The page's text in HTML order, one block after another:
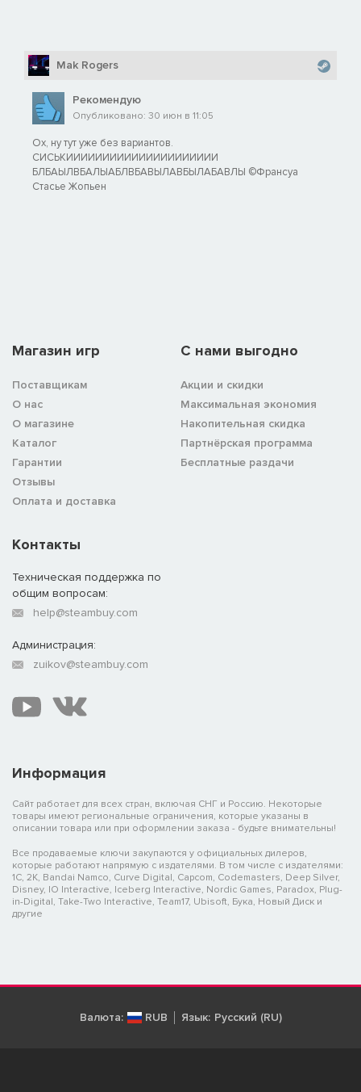
Mak Rogers
Рекомендую
Опубликовано: 30 июн в 11:05
Ох, ну тут уже без вариантов.
СИСЬКИИИИИИИИИИИИИИИИИИИИИ
БЛБАЫЛВБАЛЫАБЛВБАВЫЛАВБЫЛАБАВЛЫ ©Франсуа
Стасье Жопьен
Магазин игр
Поставщикам
О нас
О магазине
Каталог
Гарантии
Отзывы
Оплата и доставка
C нами выгодно
Акции и скидки
Максимальная экономия
Накопительная скидка
Партнёрская программа
Бесплатные раздачи
Информация
Сайт работает для всех стран, включая СНГ и Россию. Некоторые
товары имеют региональные ограничения, которые указаны в
описании товара или при оформлении заказа - будьте внимательны!
Все продаваемые ключи закупаются у официальных дилеров,
которые работают напрямую с издателями. В том числе с издателями:
1C, 2K, Bandai Namco, Curve Digital, Capcom, Codemasters, Deep Silver,
Disney, IO Interactive, Iceberg Interactive, Nordic Games, Paradox, Plug-
in-Digital, Take-Two Interactive, Team17, Ubisoft, Бука, Новый Диск и
другие
Контакты
Техническая поддержка по
общим вопросам:
help@steambuy.com
Администрация:
zuikov@steambuy.com
Валюта: RUB Язык: Русский (RU)